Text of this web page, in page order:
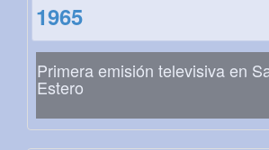
1965
Primera emisión televisiva en
Estero